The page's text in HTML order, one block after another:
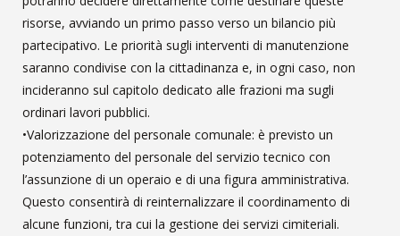
risorse, avviando un primo passo verso un bilancio più
partecipativo. Le priorità sugli interventi di manutenzione
saranno condivise con la cittadinanza e, in ogni caso, non
incideranno sul capitolo dedicato alle frazioni ma sugli
ordinari lavori pubblici.
•Valorizzazione del personale comunale: è previsto un
potenziamento del personale del servizio tecnico con
l’assunzione di un operaio e di una figura amministrativa.
Questo consentirà di reinternalizzare il coordinamento di
alcune funzioni, tra cui la gestione dei servizi cimiteriali.